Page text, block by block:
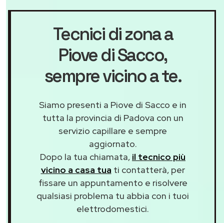
Tecnici di zona a
Piove di Sacco,
sempre vicino a te.
Siamo presenti a Piove di Sacco e in
tutta la provincia di Padova con un
servizio capillare e sempre
aggiornato.
Dopo la tua chiamata, il tecnico più
vicino a casa tua ti contatterà, per
fissare un appuntamento e risolvere
qualsiasi problema tu abbia con i tuoi
elettrodomestici.